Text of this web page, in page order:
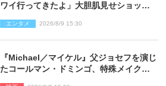
ワイ行ってきたよ」大胆肌見せショット
エンタメ 2026/8/9 15:30
『Michael／マイケル』父ジョセフを演じ
たコールマン・ドミンゴ、特殊メイクに2